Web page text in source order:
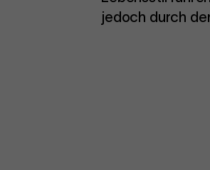
jedoch durch